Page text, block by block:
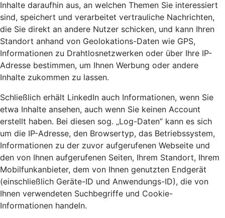
Inhalte daraufhin aus, an welchen Themen Sie interessiert
sind, speichert und verarbeitet vertrauliche Nachrichten,
die Sie direkt an andere Nutzer schicken, und kann Ihren
Standort anhand von Geolokations-Daten wie GPS,
Informationen zu Drahtlosnetzwerken oder über Ihre IP-
Adresse bestimmen, um Ihnen Werbung oder andere
Inhalte zukommen zu lassen.
Schließlich erhält LinkedIn auch Informationen, wenn Sie
etwa Inhalte ansehen, auch wenn Sie keinen Account
erstellt haben. Bei diesen sog. „Log-Daten” kann es sich
um die IP-Adresse, den Browsertyp, das Betriebssystem,
Informationen zu der zuvor aufgerufenen Webseite und
den von Ihnen aufgerufenen Seiten, Ihrem Standort, Ihrem
Mobilfunkanbieter, dem von Ihnen genutzten Endgerät
(einschließlich Geräte-ID und Anwendungs-ID), die von
Ihnen verwendeten Suchbegriffe und Cookie-
Informationen handeln.